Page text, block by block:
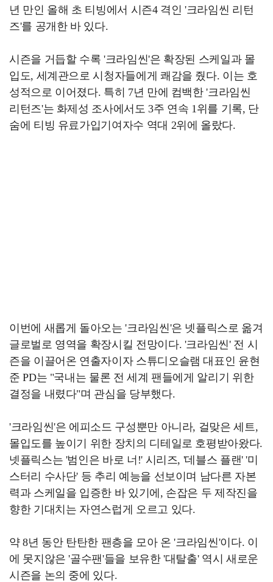
년 만인 올해 초 티빙에서 시즌4 격인 '크라임씬 리턴
즈'를 공개한 바 있다.
시즌을 거듭할 수록 '크라임씬'은 확장된 스케일과 몰
입도, 세계관으로 시청자들에게 쾌감을 줬다. 이는 호
성적으로 이어졌다. 특히 7년 만에 컴백한 '크라임씬
리턴즈'는 화제성 조사에서도 3주 연속 1위를 기록, 단
숨에 티빙 유료가입기여자수 역대 2위에 올랐다.
이번에 새롭게 돌아오는 '크라임씬'은 넷플릭스로 옮겨
글로벌로 영역을 확장시킬 전망이다. '크라임씬' 전 시
즌을 이끌어온 연출자이자 스튜디오슬램 대표인 윤현
준 PD는 "국내는 물론 전 세계 팬들에게 알리기 위한
결정을 내렸다"며 관심을 당부했다.
'크라임씬'은 에피소드 구성뿐만 아니라, 걸맞은 세트,
몰입도를 높이기 위한 장치의 디테일로 호평받아왔다.
넷플릭스는 '범인은 바로 너!' 시리즈, '데블스 플랜' '미
스터리 수사단' 등 추리 예능을 선보이며 남다른 자본
력과 스케일을 입증한 바 있기에, 손잡은 두 제작진을
향한 기대치는 자연스럽게 오르고 있다.
약 8년 동안 탄탄한 팬층을 모아 온 '크라임씬'이다. 이
에 못지않은 '골수팬'들을 보유한 '대탈출' 역시 새로운
시즌을 논의 중에 있다.